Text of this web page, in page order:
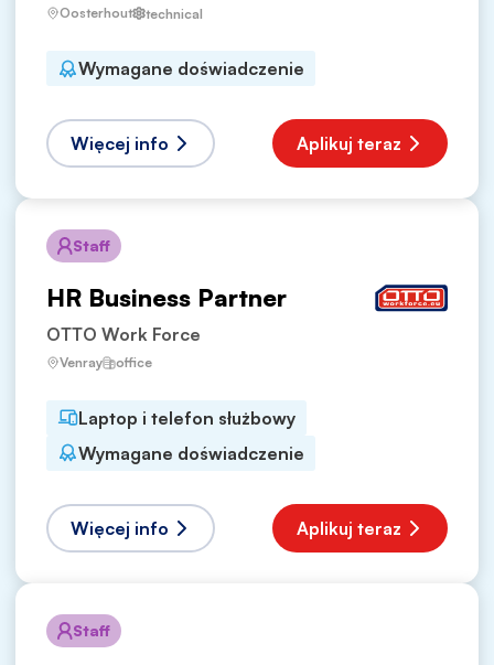
Oosterhout technical
Wymagane doświadczenie
Więcej info Aplikuj teraz
Staff
HR Business Partner
OTTO Work Force
Venray office
Laptop i telefon służbowy
Wymagane doświadczenie
Więcej info Aplikuj teraz
Staff